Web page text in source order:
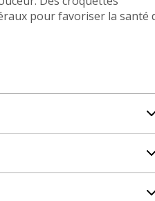
pour favoriser la santé